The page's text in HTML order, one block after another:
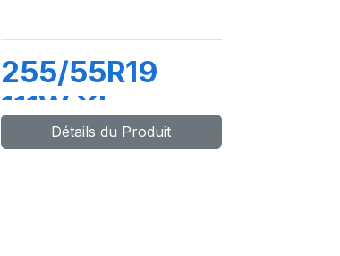
255/55R19
111W XL
LATITUDE
Détails du Produit